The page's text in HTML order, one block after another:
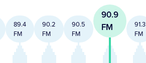
89.4
FM
90.2
FM
90.5
FM
90.9
FM
91.3
FM